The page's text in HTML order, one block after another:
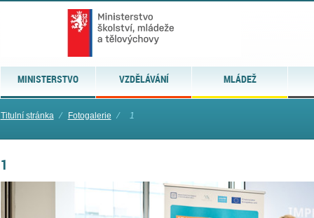
MINISTERSTVO VZDĚLÁVÁNÍ MLÁDEŽ
Titulní stránka ⁄ Fotogalerie ⁄ 1
1